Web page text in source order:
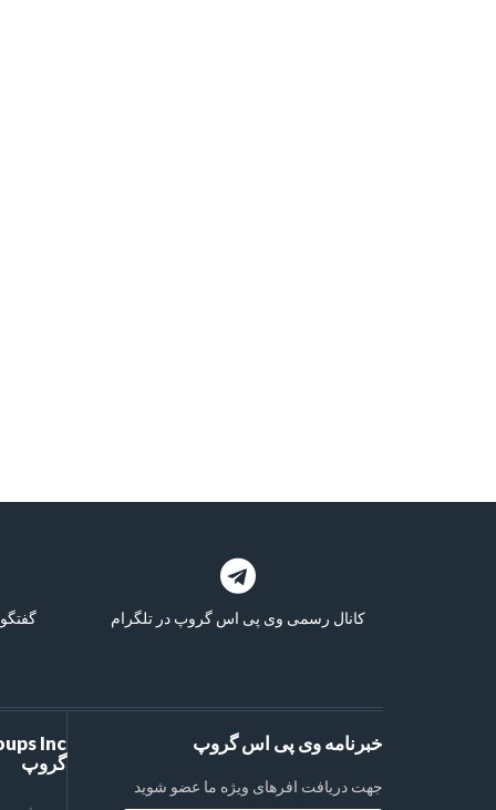
کانال رسمی وی پی اس گروپ در تلگرام
گروپ
خبرنامه وی پی اس گروپ
جهت دریافت افرهای ویژه ما عضو شوید